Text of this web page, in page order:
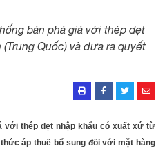
bán phá giá với thép dẹt
Quốc) và đưa ra quyết
với thép dẹt nhập khẩu có xuất xứ từ
áp thuế bổ sung đối với mặt hàng